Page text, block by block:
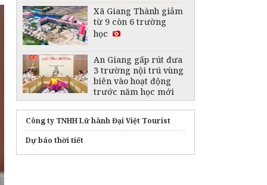
Xã Giang Thành giảm
từ 9 còn 6 trường
học
An Giang gấp rút đưa
3 trường nội trú vùng
biên vào hoạt động
trước năm học mới
Bảo đảm các điều
kiện triển khai thống
nhất một bộ sách giáo
Bộ Giáo dục và Đào
Công ty TNHH Lữ hành Đại Việt Tourist
Dự báo thời tiết